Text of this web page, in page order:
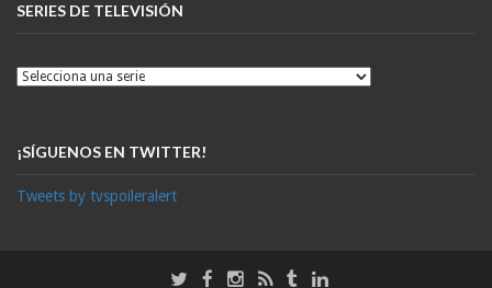
SERIES DE TELEVISIÓN
¡SÍGUENOS EN TWITTER!
Tweets by tvspoileralert